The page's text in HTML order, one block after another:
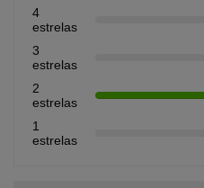
4
estrelas
3
estrelas
2
estrelas
1
estrelas